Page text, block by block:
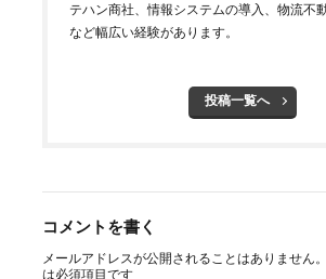
テハン商社、情報システムの導入、物流不
など幅広い経験があります。
投稿一覧へ
コメントを書く
メールアドレスが公開されることはありません。
は必須項目です